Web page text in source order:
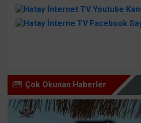
Çok Okunan Haberler